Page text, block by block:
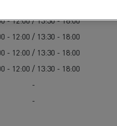
- 12:00 / 13:30 - 18:00
- 12:00 / 13:30 - 18:00
- 12:00 / 13:30 - 18:00
- 12:00 / 13:30 - 18:00
-
-